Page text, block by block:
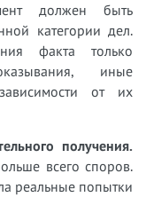
должен быть
категории дел.
факта только
иные
от их
получения.
всего споров.
реальные попытки